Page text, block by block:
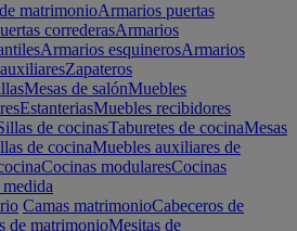
matrimonioArmarios puertas
correderasArmarios
Armarios esquinerosArmarios
Zapateros
Mesas de salónMuebles
EstanteriasMuebles recibidores
de cocinasTaburetes de cocinaMesas
de cocinaMuebles auxiliares de
Cocinas modularesCocinas
Camas matrimonioCabeceros de
de matrimonioMesitas de